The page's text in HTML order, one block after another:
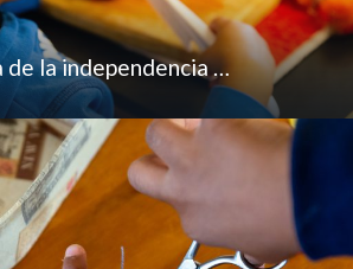
de la independencia …